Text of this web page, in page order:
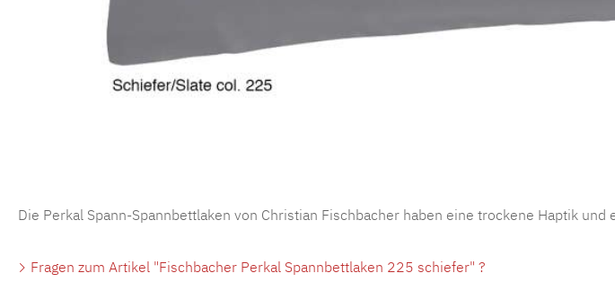
Die Perkal Spann-Spannbettlaken von Christian Fischbacher haben eine trockene Haptik und
Fragen zum Artikel "Fischbacher Perkal Spannbettlaken 225 schiefer" ?